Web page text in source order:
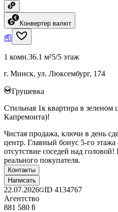
Конвертер валют
1 комн.36.1 м²5/5 этаж
г. Минск, ул. Люксембург, 174
Грушевка
Стильная 1к квартира в зеленом
Капремонта)!
Чистая продажа, ключи в день
центр. Главный бонус 5-го
отсутствие соседей над
реального покупателя.
Контакты
Написать
22.07.2026 ID 4134767
Агентство
881 580 ƃ